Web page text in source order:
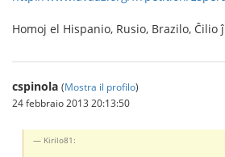
Homoj el Hispanio, Rusio, Brazilo,
cspinola (Mostra il profilo)
24 febbraio 2013 20:13:50
Kirilo81: